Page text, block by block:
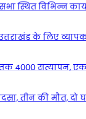
स्थित विभिन्न
उत्तराखंड के लिए
सत्यापन, एक
तीन की मौत, दो